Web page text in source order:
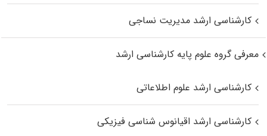
کارشناسی ارشد مدیریت نساجی
معرفی گروه علوم پایه کارشناسی ارشد
کارشناسی ارشد علوم اطلاعاتی
کارشناسی ارشد اقیانوس‌ شناسی فیزیکی